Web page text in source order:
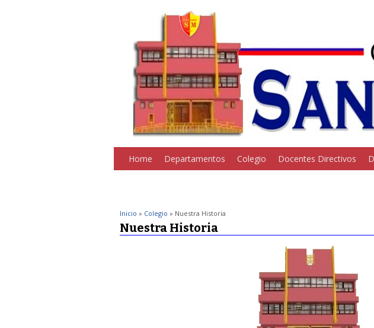
Home Departamentos Colegio Docentes Directivos
Inicio » Colegio » Nuestra Historia
Nuestra Historia